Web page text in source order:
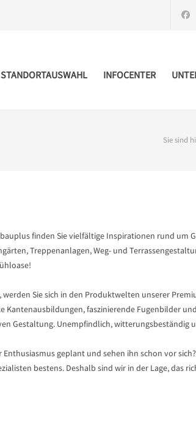
STANDORTAUSWAHL INFOCENTER
Sie sind
finden Sie vielfältige Inspirationen rund um
Treppenanlagen, Weg- und
Sie sich in den Produktwelten unserer
Kantenausbildungen, faszinierende Fugenbilder
Gestaltung. Unempfindlich, witterungsbeständig
geplant und sehen ihn schon vor
bestens. Deshalb sind wir in der Lage, das